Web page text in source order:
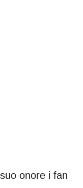
onore i fan